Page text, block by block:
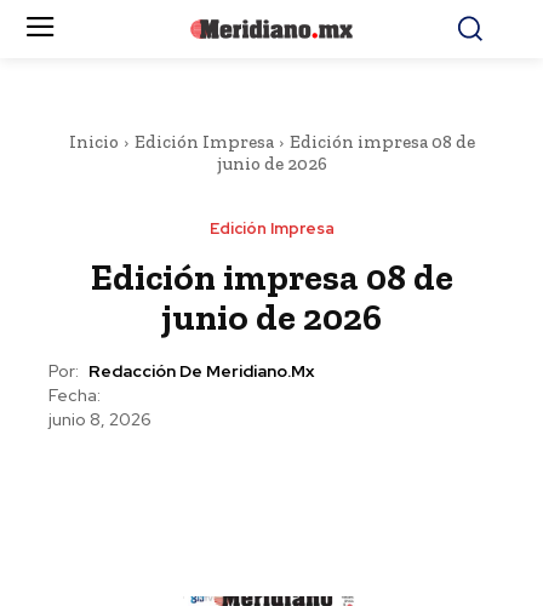
Inicio Edición Impresa
Edición impresa 08 de
junio de 2026
Edición Impresa
Edición impresa 08 de
junio de 2026
Por: Redacción De Meridiano.mx
Fecha:
junio 8, 2026